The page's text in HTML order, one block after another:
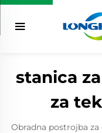
stanica
za
Obradna postrojba